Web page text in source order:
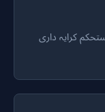
کرایہ داری